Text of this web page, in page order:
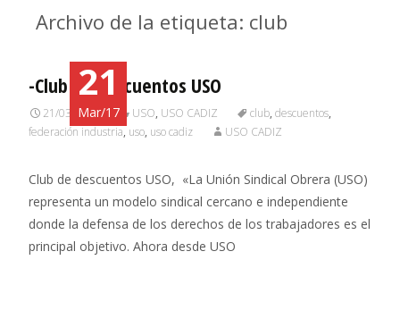
Archivo de la etiqueta: club
21
Mar/17
-Club de descuentos USO
21/03/2017 USO, USO CADIZ club, descuentos,
federación industria, uso, uso cadiz USO CADIZ
Club de descuentos USO, «La Unión Sindical Obrera (USO)
representa un modelo sindical cercano e independiente
donde la defensa de los derechos de los trabajadores es el
principal objetivo. Ahora desde USO